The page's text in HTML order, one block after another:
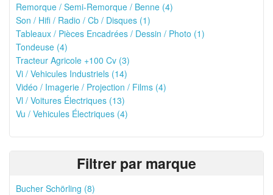
Remorque / Semi-Remorque / Benne (4)
Son / Hifi / Radio / Cb / Disques (1)
Tableaux / Pièces Encadrées / Dessin / Photo (1)
Tondeuse (4)
Tracteur Agricole +100 Cv (3)
Vi / Vehicules Industriels (14)
Vidéo / Imagerie / Projection / Films (4)
Vl / Voitures Électriques (13)
Vu / Vehicules Électriques (4)
Filtrer par marque
Bucher Schörling (8)